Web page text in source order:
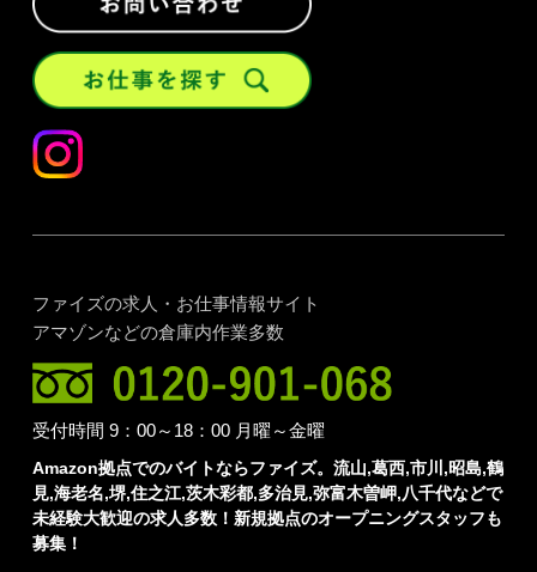
ファイズの求人・お仕事情報サイト
アマゾンなどの倉庫内作業多数
受付時間 9：00～18：00 月曜～金曜
Amazon拠点でのバイトならファイズ。流山,葛西,市川,昭島,鶴
見,海老名,堺,住之江,茨木彩都,多治見,弥富木曽岬,八千代などで
未経験大歓迎の求人多数！新規拠点のオープニングスタッフも
募集！